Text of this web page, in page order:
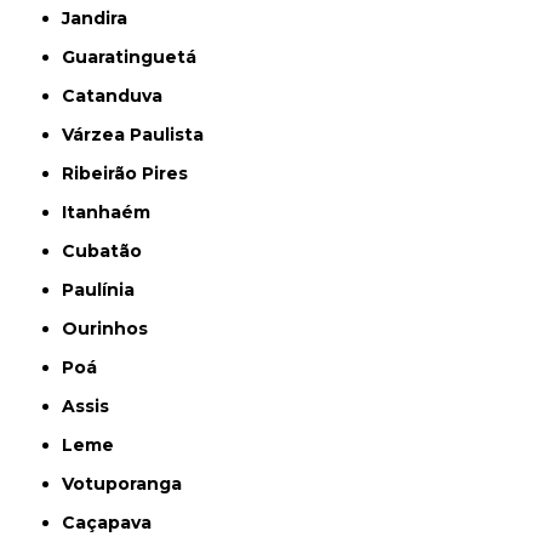
Jandira
Guaratinguetá
Catanduva
Várzea Paulista
Ribeirão Pires
Itanhaém
Cubatão
Paulínia
Ourinhos
Poá
Assis
Leme
Votuporanga
Caçapava